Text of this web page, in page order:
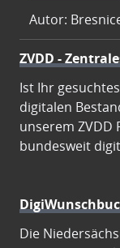
Autor:
ZVDD -
Ist Ihr
digitalen
unserem ZVDD
bundesweit
Die